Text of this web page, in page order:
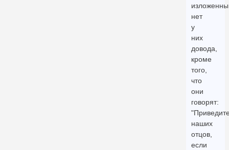
нет
у
них
довода,
кроме
того,
что
они
говорят:
наших
отцов,
если